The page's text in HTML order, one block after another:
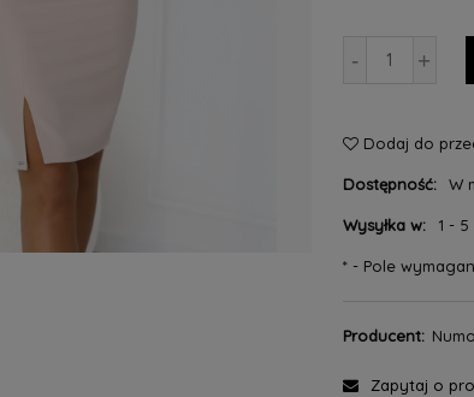
- +
Dodaj do
Dostępność: W
Wysyłka w: 1 - 5
*- Pole
Producent:
Zapytaj o